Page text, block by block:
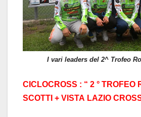
I vari leaders del 2^ Trofeo
CICLOCROSS : “ 2 ° TROFEO
SCOTTI + VISTA LAZIO